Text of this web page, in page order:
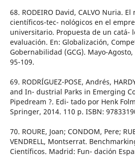
68. RODEIRO David, CALVO Nuria.
científicos-tec- nológicos en el
universitario. Propuesta de un catá-
evaluación. En: Globalización,
Gobernabilidad (GCG). Mayo-
95-109.
69. RODRÍGUEZ-POSE, Andrés,
and In- dustrial Parks in Emerging
Pipedream ?. Edi- tado por Henk
Springer, 2014. 110 p. ISBN:
70. ROURE, Joan; CONDOM, Pere;
VENDRELL, Montserrat.
Científicos. Madrid: Fun- dación